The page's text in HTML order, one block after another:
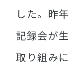
した。昨
記録会が
取り組み